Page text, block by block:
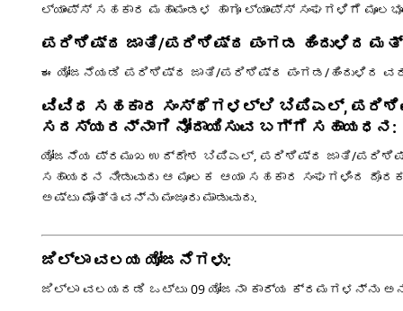
ಲ್ಯಾಂಪ್ಸ್ ಸಹಕಾರ ಮಹಾಮಂಡಳ ಹಾಗೂ ಲ್ಯಾಂಪ್ಸ್ ಸಂಘಗಳಿಗೆ
ಪರಿಶಿಷ್ಠ ಜಾತಿ/ಪರಿಶಿಷ್ಠ ಪಂಗಡ ಹಿಂದುಳಿದ
ಈ ಯೋಜನೆಯಡಿ ಪರಿಶಿಷ್ಠ ಜಾತಿ/ಪರಿಶಿಷ್ಠ ಪಂಗಡ/ಹಿಂದುಳಿದ ವರ್ಗ/
ವಿವಿಧ ಸಹಕಾರ ಸಂಸ್ಥೆಗಳಲ್ಲಿ ಬಿಪಿಎಲ್,
ಸದಸ್ಯರನ್ನಾಗಿ ನೋಂದಾಯಿಸುವ ಬಗ್ಗೆ ಸಹಾಯಧನ:
ಯೋಜನೆಯ ಪ್ರಮುಖ ಉದ್ದೇಶ ಬಿಪಿಎಲ್, ಪರಿಶಿಷ್ಠ ಜಾತಿ/
ಸಹಾಯಧನ ನೀಡುವುದು ಆ ಮೂಲಕ ಆಯಾ ಸಹಕಾರ ಸಂಘಗಳಿಂದ
ಅಷ್ಟು ಮೊತ್ತವನ್ನು ಮಂಜೂರು ಮಾಡುವುದು.
ಜಿಲ್ಲಾ ವಲಯ ಯೋಜನೆಗಳು:
ಜಿಲ್ಲಾ ವಲಯದಡಿ ಒಟ್ಟು 09 ಯೋಜನಾ ಕಾರ್ಯ ಕ್ರಮಗಳನ್ನು